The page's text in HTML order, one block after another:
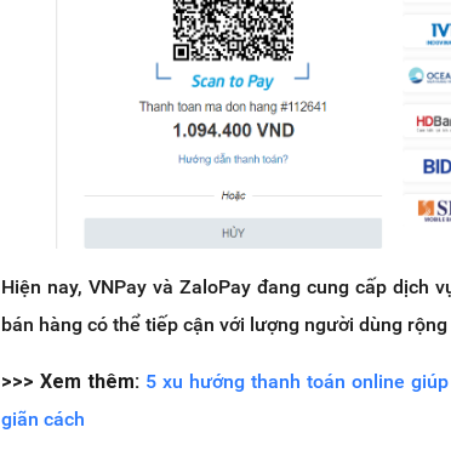
Hiện nay, VNPay và ZaloPay đang cung cấp dịch
bán hàng có thể tiếp cận với lượng người dùng
>>> Xem thêm: 5 xu hướng thanh toán online
giãn cách